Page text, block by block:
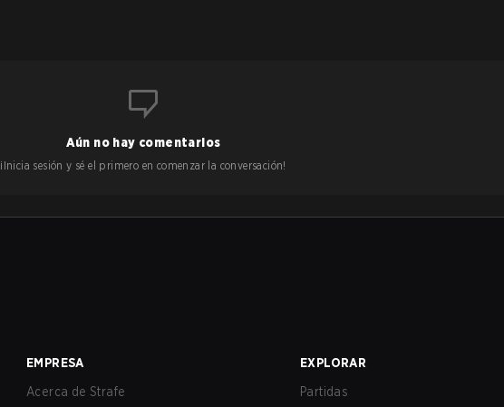
Aún no hay comentarios
¡Inicia sesión y sé el primero en comenzar la conversación!
EMPRESA
Acerca de Strafe
EXPLORAR
Partidas